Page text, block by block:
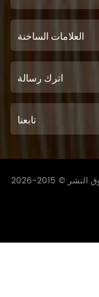
العلامات الساخنة
اترك رسالة
تابعنا
حقوق النشر © 2015-2026 China Everlasting Parts Co., Limited..كل الحقوق